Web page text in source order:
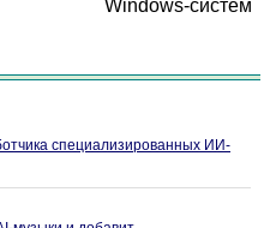
Windows-систем
специализированных ИИ-